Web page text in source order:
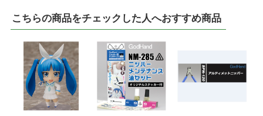
こちらの商品をチェックした人へおすすめ商品